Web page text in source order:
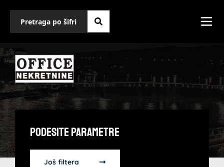
Podesite Parametre
Još filtera